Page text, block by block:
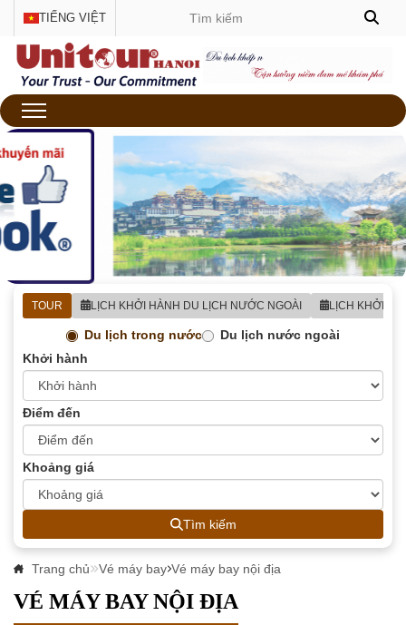
TIẾNG VIỆT
TOUR LỊCH KHỞI HÀNH DU LỊCH NƯỚC NGOÀI LỊCH KHỞI
Du lịch trong nước
Du lịch nước ngoài
Khởi hành
Điểm đến
Khoảng giá
Tìm kiếm
Trang chủ Vé máy bay Vé máy bay nội địa
VÉ MÁY BAY NỘI ĐỊA